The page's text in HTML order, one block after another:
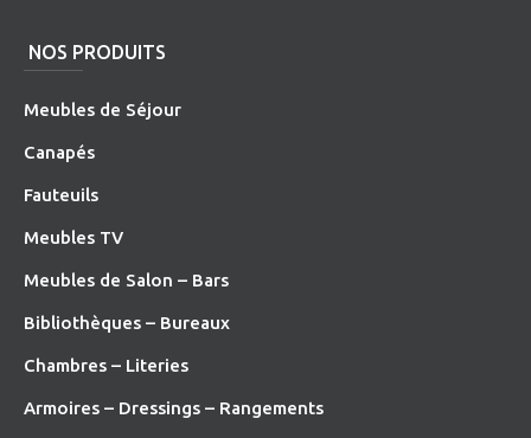
NOS PRODUITS
Meubles de Séjour
Canapés
Fauteuils
Meubles TV
Meubles de Salon – Bars
Bibliothèques – Bureaux
Chambres – Literies
Armoires – Dressings – Rangements